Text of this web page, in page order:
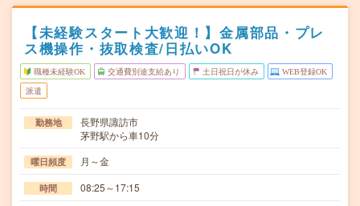
【未経験スタート大歓迎！】金属部品・プレ
ス機操作・抜取検査/日払いOK
職種未経験OK 交通費別途支給あり 土日祝日が休み WEB登録OK
派遣
勤務地
長野県諏訪市
茅野駅から車10分
曜日頻度 月～金
時間 08:25～17:15